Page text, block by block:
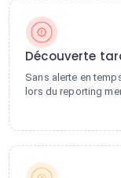
Découverte
Sans alerte en
lors du reporting